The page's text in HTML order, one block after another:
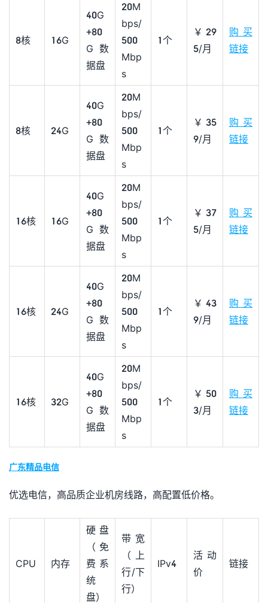
8核 16G
40G
+80
G数
据盘
20M
bps/
500
Mbp
s
1个
￥29
5/月
购买
链接
8核 24G
40G
+80
G数
据盘
20M
bps/
500
Mbp
s
1个
￥35
9/月
购买
链接
16核 16G
40G
+80
G数
据盘
20M
bps/
500
Mbp
s
1个
￥37
5/月
购买
链接
16核 24G
40G
+80
G数
据盘
20M
bps/
500
Mbp
s
1个
￥43
9/月
购买
链接
16核 32G
40G
+80
G数
据盘
20M
bps/
500
Mbp
s
1个
￥50
3/月
购买
链接
广东精品电信
优选电信，高品质企业机房线路，高配置低价格。
CPU 内存
硬盘
（免
费系
统
盘）
带宽
（上
行/下
行）
IPv4
活动
价
链接